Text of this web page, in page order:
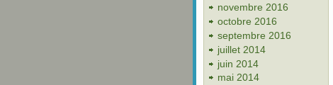
novembre 2016
octobre 2016
septembre 2016
juillet 2014
juin 2014
mai 2014